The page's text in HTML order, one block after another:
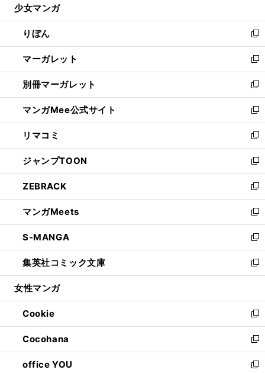
開
く
ウ
で
開
く
ン
ド
ウ
で
開
く
ウ
ィ
ン
ド
ウ
で
開
く
少女マンガ
りぼん
新
し
い
ウ
ィ
ン
ド
ウ
で
開
く
マーガレット
新
し
い
ウ
ィ
ン
ド
ウ
で
開
く
別冊マーガレット
新
し
い
ウ
ィ
ン
ド
ウ
で
開
く
マンガMee公式サイト
新
し
い
ウ
ィ
ン
ド
ウ
で
開
く
リマコミ
新
し
い
ウ
ィ
ン
ド
ウ
で
開
く
ジャンプTOON
新
し
い
ウ
ィ
ン
ド
ウ
で
開
ZEBRACK
新
し
い
ウ
ィ
ン
ド
ウ
開
く
マンガMeets
新
し
い
ウ
ィ
ン
ウ
で
開
く
S-MANGA
新
し
い
ウ
ン
ド
ウ
で
開
く
集英社コミック文庫
新
し
ウ
ィ
ン
ド
ウ
で
女性マンガ
Cookie
新
し
い
ウ
ィ
Cocohana
新
し
い
office YOU
新